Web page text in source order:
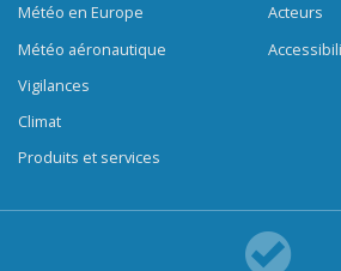
Météo en Europe
Météo aéronautique
Vigilances
Climat
Produits et services
Acteurs